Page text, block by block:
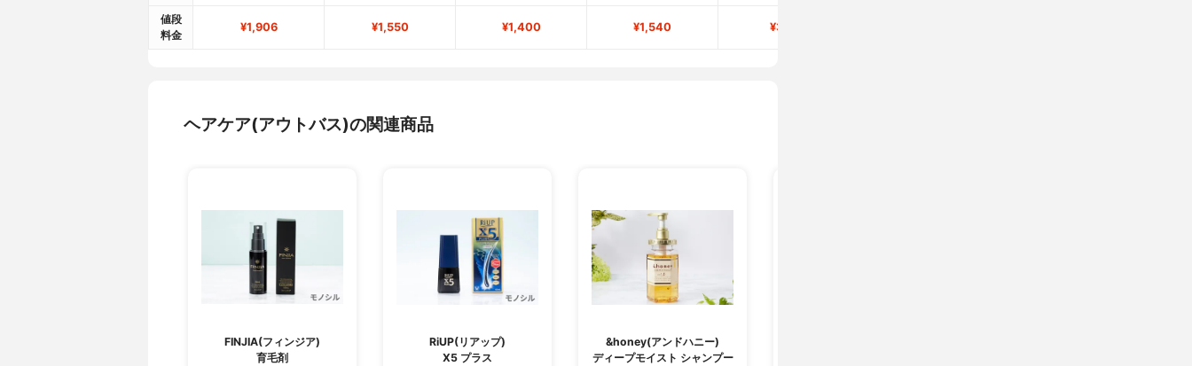
値段
料金
¥1,906 ¥1,550 ¥1,400 ¥1,540 ¥330
ヘアケア(アウトバス)の関連商品
FINJIA(フィンジア)
育毛剤
RiUP(リアップ)
X5 プラス
&honey(アンドハニー)
ディープモイスト シャンプー